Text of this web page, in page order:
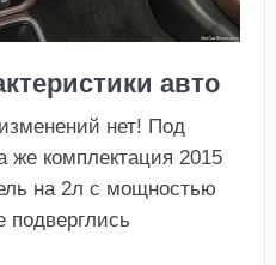
авто
нет! Под
комплектация 2015
на 2л с мощностью